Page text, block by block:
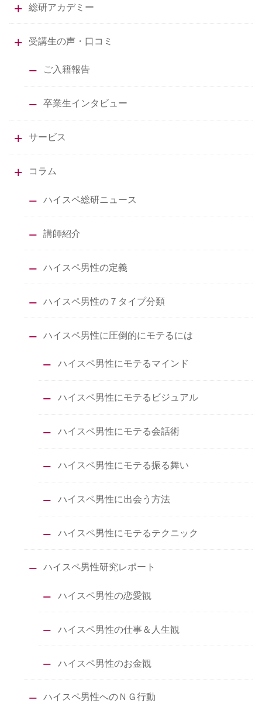
総研アカデミー
受講生の声・口コミ
ご入籍報告
卒業生インタビュー
サービス
コラム
ハイスペ総研ニュース
講師紹介
ハイスペ男性の定義
ハイスペ男性の７タイプ分類
ハイスペ男性に圧倒的にモテるには
ハイスペ男性にモテるマインド
ハイスペ男性にモテるビジュアル
ハイスペ男性にモテる会話術
ハイスペ男性にモテる振る舞い
ハイスペ男性に出会う方法
ハイスペ男性にモテるテクニック
ハイスペ男性研究レポート
ハイスペ男性の恋愛観
ハイスペ男性の仕事＆人生観
ハイスペ男性のお金観
ハイスペ男性へのＮＧ行動